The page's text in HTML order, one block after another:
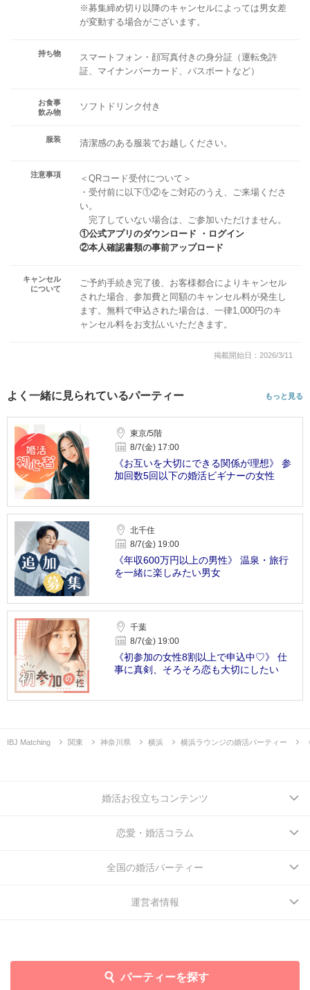
※募集締め切り以降のキャンセルによっては男女差
が変動する場合がございます。
持ち物
スマートフォン・顔写真付きの身分証（運転免許
証、マイナンバーカード、パスポートなど）
お食事
飲み物
ソフトドリンク付き
服装 清潔感のある服装でお越しください。
注意事項
＜QRコード受付について＞
・受付前に以下①②をご対応のうえ、ご来場くださ
い。
完了していない場合は、ご参加いただけません。
①公式アプリのダウンロード ・ログイン
②本人確認書類の事前アップロード
キャンセル
について
ご予約手続き完了後、お客様都合によりキャンセル
された場合、参加費と同額のキャンセル料が発生し
ます。無料で申込された場合は、一律1,000円のキ
ャンセル料をお支払いいただきます。
掲載開始日：2026/3/11
よく一緒に見られているパーティー もっと見る
東京/5階
8/7(金) 17:00
《お互いを大切にできる関係が理想》 参
加回数5回以下の婚活ビギナーの女性
北千住
8/7(金) 19:00
《年収600万円以上の男性》 温泉・旅行
を一緒に楽しみたい男女
千葉
8/7(金) 19:00
《初参加の女性8割以上で申込中♡》 仕
事に真剣、そろそろ恋も大切にしたい
IBJ Matching 関東 神奈川県 横浜 横浜ラウンジの婚活パーティー
パーティーを探す
婚活お役立ちコンテンツ
恋愛・婚活コラム
全国の婚活パーティー
運営者情報